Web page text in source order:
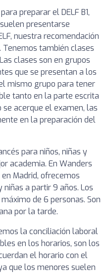
preparar el DELF B1,
presentarse
nuestra recomendación
también clases
clases son en grupos
que se presentan a los
mismo grupo para tener
tanto en la parte escrita
acerque el examen, las
en la preparación del
para niños, niñas y
academia. En Wanders
Madrid, ofrecemos
a partir 9 años. Los
de 6 personas. Son
por la tarde.
la conciliación laboral
en los horarios, son los
el horario con el
que los menores suelen